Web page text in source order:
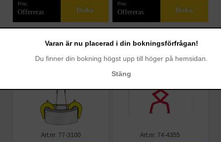
Varan är nu placerad i din bokningsförfrågan!
Du finner din bokning högst upp till höger på hemsidan.
Stäng
Pris:
Offereras Boka
Pris:
Offereras Boka
Brunnsringslyftare
Art.nr: 77-3100
Lyftsax för kantsten
Art.nr: 74-4355